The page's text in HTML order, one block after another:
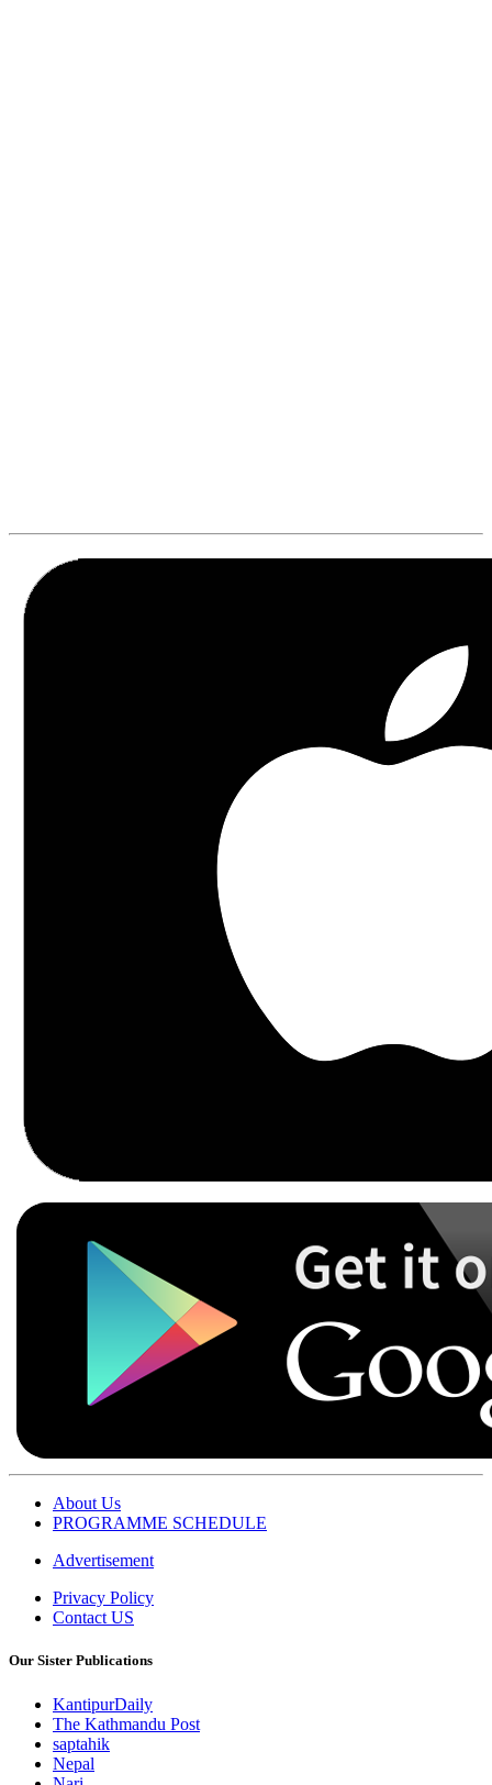
About Us
PROGRAMME SCHEDULE
Advertisement
Privacy Policy
Contact US
Our Sister Publications
KantipurDaily
The Kathmandu Post
saptahik
Nepal